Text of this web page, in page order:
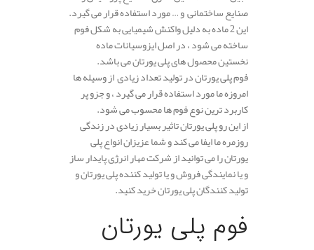
صنایع ساختمانی و … مورد استفاده قرار می گیرد.
این 2 ماده به دلیل واکنش‌ شیمیایی به شکل فوم
ساخته می شود ، در اصل ایزوسیانات ماده
نخستین محصول های پلی یورتان می باشد.
فوم پلی یورتان در تولید تعداد زیادی از وسیله ها
امروزه ما مورد استفاده قرار می گیرد ، و جزو پر
کاربرد ترین نوع فوم ها محسوب می شود.
از این رو پلی یورتان تاثیر بسیار زیادی در زندگی
روزمره ما ایفا می کند و شما عزیزان انواع پلی
یورتان را می توانید از شرکت مهار انرژی پایدار ساز
و یا نمایندگی فروش و یا تولید کننده پلی یورتان و
تولید کنندگان پلی یورتان خرید کنید.
فوم پلی یورتان